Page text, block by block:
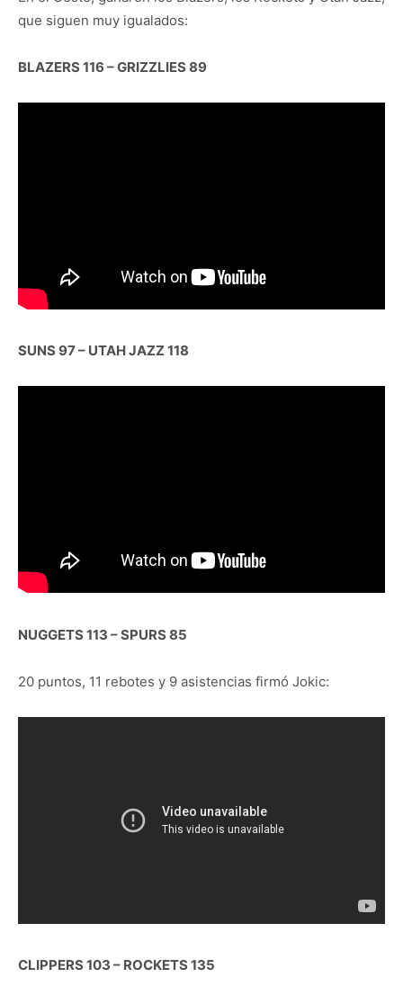
que siguen muy igualados:
BLAZERS 116 – GRIZZLIES 89
SUNS 97 – UTAH JAZZ 118
NUGGETS 113 – SPURS 85
20 puntos, 11 rebotes y 9 asistencias firmó Jokic:
CLIPPERS 103 – ROCKETS 135